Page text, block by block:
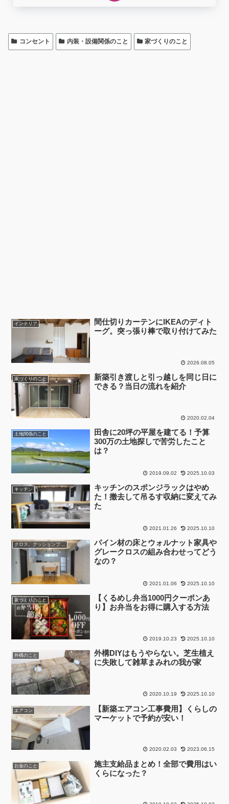
コンセント 内装・設備関係のこと 家づくりのこと
インテリア
間仕切りカーテンにIKEAのディト
ーグ。突っ張り棒で取り付けてみた
2026.08.05
家づくりのこと
新築引き渡しと引っ越しを同じ日に
できる？当日の流れを紹介
2020.02.04
土地関係のこと
田舎に20坪の平屋を建てる！予算
300万の土地探しで苦労したこと
は？
2019.09.02 2025.10.03
キッチン
キッチンのスポンジラックはやめ
た！撤去して吊るす収納に変えてみ
た
2021.01.26 2025.10.10
クロス、クッションフロア
パイン材の床とウォルナット家具や
グレークロスの組み合わせってどう
なの？
2021.01.06 2025.10.10
家づくりのこと
【くるめし弁当1000円クーポンあ
り】お弁当をお得に購入する方法
2019.10.23 2025.10.10
外構のこと
外構DIYはもうやらない。芝生植え
に失敗して雑草まみれの我が家
2020.10.19 2025.10.10
エアコン
【新築エアコン工事費用】くらしの
マーケットで予約が安い！
2020.02.03 2023.06.15
お金のこと
施主支給品まとめ！全部で費用はい
くらになった？